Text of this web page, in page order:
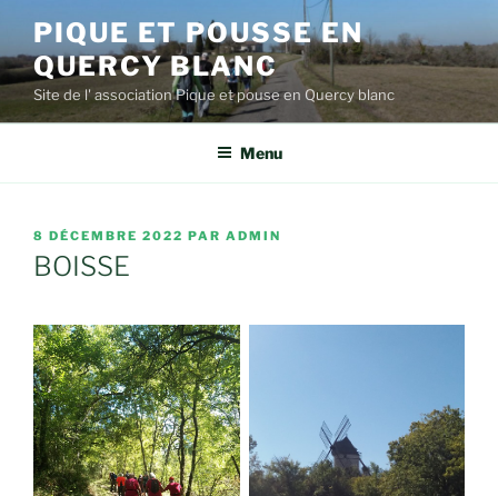
contenu
principal
PIQUE ET POUSSE EN
QUERCY BLANC
Site de l' association Pique et pouse en Quercy blanc
Menu
PUBLIÉ
LE
8 DÉCEMBRE 2022 PAR ADMIN
BOISSE